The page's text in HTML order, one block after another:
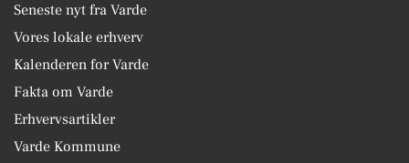
Seneste nyt fra Varde
Vores lokale erhverv
Kalenderen for Varde
Fakta om Varde
Erhvervsartikler
Varde Kommune